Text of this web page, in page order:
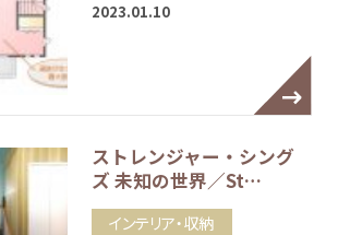
2023.01.10
ストレンジャー・シング
ズ 未知の世界／St…
インテリア・収納